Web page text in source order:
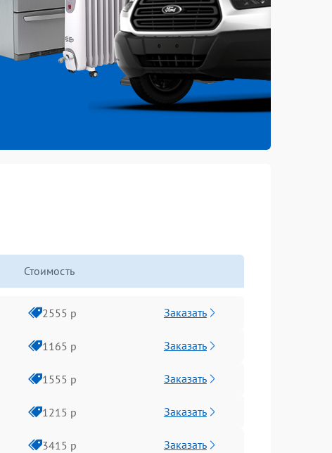
Стоимость
2555 р Заказать
1165 р Заказать
1555 р Заказать
1215 р Заказать
3415 р Заказать